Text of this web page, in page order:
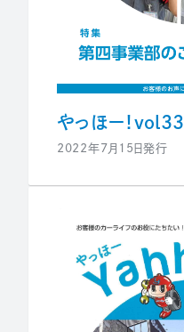
やっほー！vol33
2022年7月15日発行